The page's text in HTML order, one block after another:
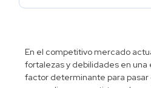
En el competitivo mercado
fortalezas y debilidades en una
factor determinante para